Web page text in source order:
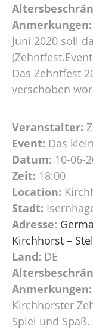
Anmerkungen:
Juni 2020 soll
Das Zehntfest
verschoben
Veranstalter:
Event: Das
Datum: 10-06-
Zeit: 18:00
Location:
Stadt:
Adresse:
Kirchhorst –
Land: DE
Anmerkungen:
Kirchhorster
Spiel und Spaß.